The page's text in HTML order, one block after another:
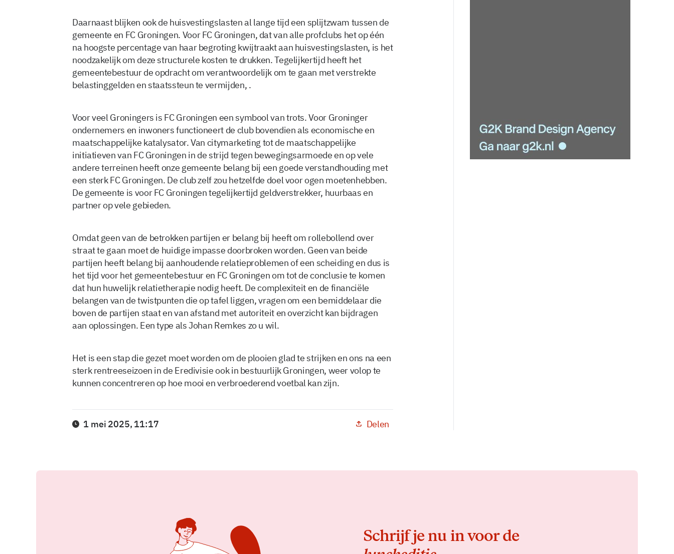
Daarnaast blijken ook de huisvestingslasten al lange tijd een splijtzwam tussen de
gemeente en FC Groningen. Voor FC Groningen, dat van alle profclubs het op één
na hoogste percentage van haar begroting kwijtraakt aan huisvestingslasten, is het
noodzakelijk om deze structurele kosten te drukken. Tegelijkertijd heeft het
gemeentebestuur de opdracht om verantwoordelijk om te gaan met verstrekte
belastinggelden en staatssteun te vermijden, .
Voor veel Groningers is FC Groningen een symbool van trots. Voor Groninger
ondernemers en inwoners functioneert de club bovendien als economische en
maatschappelijke katalysator. Van citymarketing tot de maatschappelijke
initiatieven van FC Groningen in de strijd tegen bewegingsarmoede en op vele
andere terreinen heeft onze gemeente belang bij een goede verstandhouding met
een sterk FC Groningen. De club zelf zou hetzelfde doel voor ogen moetenhebben.
De gemeente is voor FC Groningen tegelijkertijd geldverstrekker, huurbaas en
partner op vele gebieden.
Omdat geen van de betrokken partijen er belang bij heeft om rollebollend over
straat te gaan moet de huidige impasse doorbroken worden. Geen van beide
partijen heeft belang bij aanhoudende relatieproblemen of een scheiding en dus is
het tijd voor het gemeentebestuur en FC Groningen om tot de conclusie te komen
dat hun huwelijk relatietherapie nodig heeft. De complexiteit en de financiële
belangen van de twistpunten die op tafel liggen, vragen om een bemiddelaar die
boven de partijen staat en van afstand met autoriteit en overzicht kan bijdragen
aan oplossingen. Een type als Johan Remkes zo u wil.
Het is een stap die gezet moet worden om de plooien glad te strijken en ons na een
sterk rentreeseizoen in de Eredivisie ook in bestuurlijk Groningen, weer volop te
kunnen concentreren op hoe mooi en verbroederend voetbal kan zijn.
1 mei 2025, 11:17 Delen
Schrijf je nu in voor de